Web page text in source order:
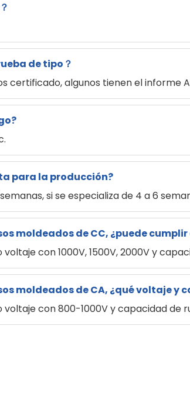
de tipo？
certificado, algunos tienen el informe
para la producción?
si se especializa de 4 a 6
moldeados de CC, ¿puede
con 1000V, 1500V, 2000V y
moldeados de CA, ¿qué voltaje y
con 800-1000V y capacidad de